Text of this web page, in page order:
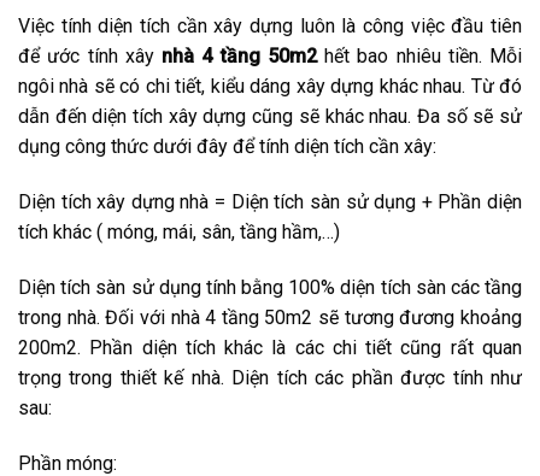
Việc tính diện tích cần xây dựng luôn là công việc đầu tiên
để ước tính xây nhà 4 tầng 50m2hết bao nhiêu tiền. Mỗi
ngôi nhà sẽ có chi tiết, kiểu dáng xây dựng khác nhau. Từ đó
dẫn đến diện tích xây dựng cũng sẽ khác nhau. Đa số sẽ sử
dụng công thức dưới đây để tính diện tích cần xây:
Diện tích xây dựng nhà = Diện tích sàn sử dụng + Phần diện
tích khác ( móng, mái, sân, tầng hầm,…)
Diện tích sàn sử dụng tính bằng 100% diện tích sàn các tầng
trong nhà. Đối với nhà 4 tầng 50m2 sẽ tương đương khoảng
200m2. Phần diện tích khác là các chi tiết cũng rất quan
trọng trong thiết kế nhà. Diện tích các phần được tính như
sau:
Phần móng: